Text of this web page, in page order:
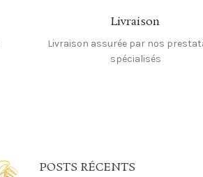
Livraison
Livraison assurée par nos
spécialisés
POSTS RÉCENTS